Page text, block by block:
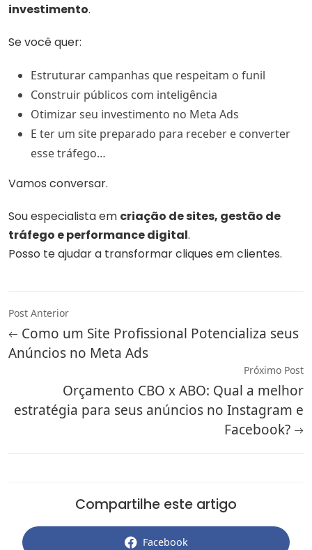
investimento.
Se você quer:
Estruturar campanhas que respeitam o funil
Construir públicos com inteligência
Otimizar seu investimento no Meta Ads
E ter um site preparado para receber e converter
esse tráfego…
Vamos conversar.
Sou especialista em criação de sites, gestão de
tráfego e performance digital.
Posso te ajudar a transformar cliques em clientes.
Post Anterior
Como um Site Profissional Potencializa seus
Anúncios no Meta Ads
Próximo Post
Orçamento CBO x ABO: Qual a melhor
estratégia para seus anúncios no Instagram e
Facebook?
Compartilhe este artigo
Facebook